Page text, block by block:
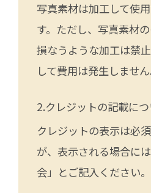
写真素材は加工して使
す。ただし、写真素材
損なうような加工は禁
して費用は発生しません
クレジットの記載に
クレジットの表示は必
が、表示される場合に
会」とご記入ください。